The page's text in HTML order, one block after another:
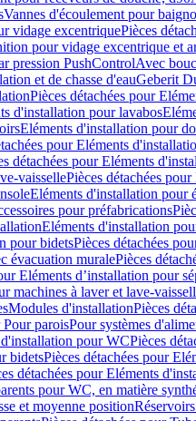
Vannes d'écoulement pour
vidage excentriquePièces
pour vidage excentrique et
pression PushControlAvec
et de chasse d'eauGeberit
Pièces détachées pour
d'installation pour lavabos
Eléments d'installation pour
pour Eléments
détachées pour Eléments
vaissellePièces détachées
Eléments d'installation pour
pour préfabrications
Eléments d'installation
pour bidetsPièces détachées
évacuation muralePièces
Eléments d’installation pour
machines à laver et lave-
Modules d'installationPièces
Pour paroisPour systèmes
pour WCPièces
bidetsPièces détachées pour
détachées pour Eléments
pour WC, en matière
et moyenne position